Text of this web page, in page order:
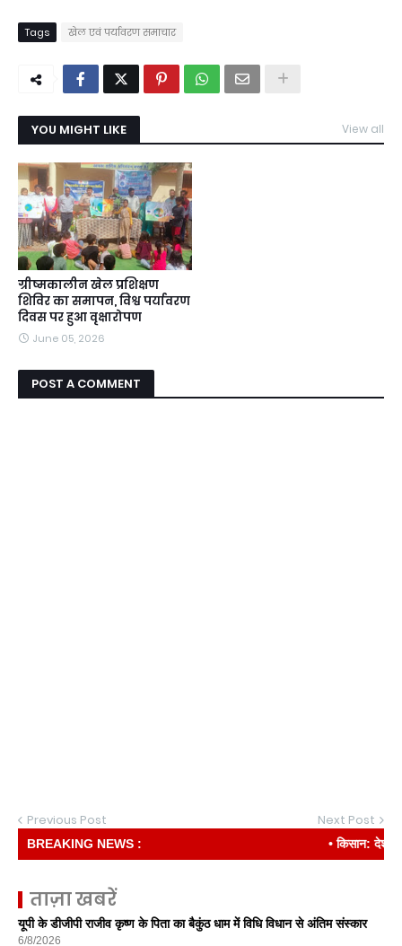
Tags खेल एवं पर्यावरण समाचार
YOU MIGHT LIKE View all
ग्रीष्मकालीन खेल प्रशिक्षण
शिविर का समापन, विश्व पर्यावरण
दिवस पर हुआ वृक्षारोपण
June 05, 2026
POST A COMMENT
Previous Post Next Post
BREAKING NEWS : • किसान: देश की रीढ़
ताज़ा खबरें
यूपी के डीजीपी राजीव कृष्ण के पिता का बैकुंठ धाम में विधि विधान से अंतिम संस्कार
6/8/2026